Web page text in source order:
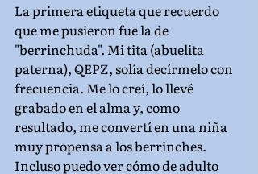
La primera etiqueta que recuerdo
que me pusieron fue la de
"berrinchuda". Mi tita (abuelita
paterna), QEPZ, solía decírmelo con
frecuencia. Me lo creí, lo llevé
grabado en el alma y, como
resultado, me convertí en una niña
muy propensa a los berrinches.
Incluso puedo ver cómo de adulto